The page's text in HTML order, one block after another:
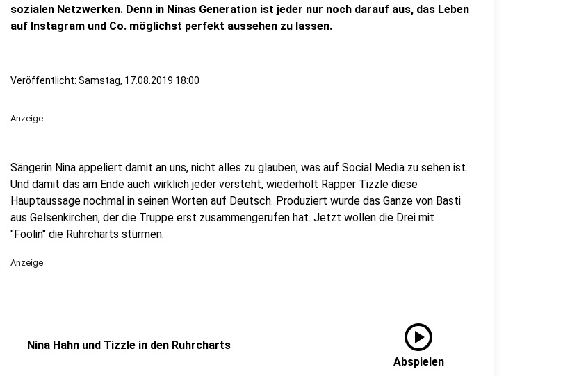
sozialen Netzwerken. Denn in Ninas Generation ist jeder nur noch darauf aus, das Leben
auf Instagram und Co. möglichst perfekt aussehen zu lassen.
Veröffentlicht: Samstag, 17.08.2019 18:00
Anzeige
Sängerin Nina appeliert damit an uns, nicht alles zu glauben, was auf Social Media zu sehen ist.
Und damit das am Ende auch wirklich jeder versteht, wiederholt Rapper Tizzle diese
Hauptaussage nochmal in seinen Worten auf Deutsch. Produziert wurde das Ganze von Basti
aus Gelsenkirchen, der die Truppe erst zusammengerufen hat. Jetzt wollen die Drei mit
"Foolin" die Ruhrcharts stürmen.
Anzeige
Nina Hahn und Tizzle in den Ruhrcharts play_circle
Abspielen